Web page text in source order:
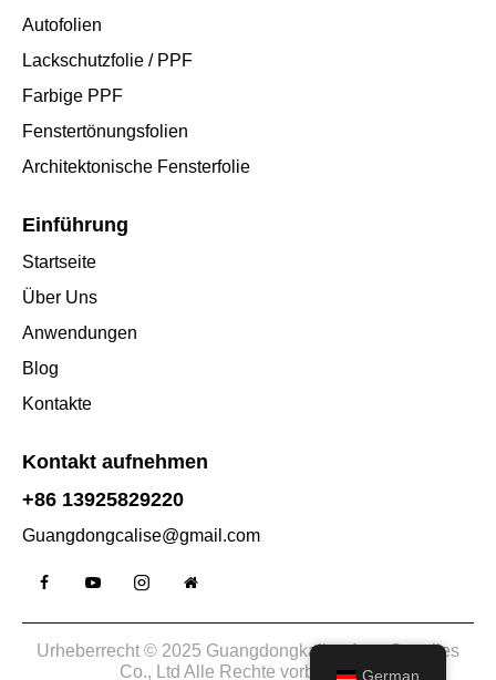
Autofolien
Lackschutzfolie / PPF
Farbige PPF
Fenstertönungsfolien
Architektonische Fensterfolie
Einführung
Startseite
Über Uns
Anwendungen
Blog
Kontakte
Kontakt aufnehmen
+86 13925829220
Guangdongcalise@gmail.com
Urheberrecht © 2025 Guangdongkalise Auto Supplies
Co., Ltd Alle Rechte vorbehalten.German